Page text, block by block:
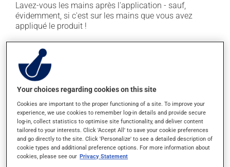
Lavez-vous les mains après l'application - sauf,
évidemment, si c'est sur les mains que vous avez
appliqué le produit !
Ne laissez pas ce produit venir en contact avec vos
En règle générale, on utilise ce produit deux fois par
jour. Il est possible que votre pharmacien vous ait
vous. Ne cessez pas de l'appliquer dès qu'une
amélioration est visible. Continuez pour la durée de
traitement indiquée.
Il est important de respecter la posologie inscrite sur
Your choices regarding cookies on this site
Cookies are important to the proper functioning of a site. To improve your
experience, we use cookies to remember log-in details and provide secure
log-in, collect statistics to optimise site functionality, and deliver content
tailored to your interests. Click 'Accept All' to save your cookie preferences
and go directly to the site. Click 'Personalize' to see a detailed description of
cookie types and additional preference options. For more information about
cookies, please see our Privacy Statement